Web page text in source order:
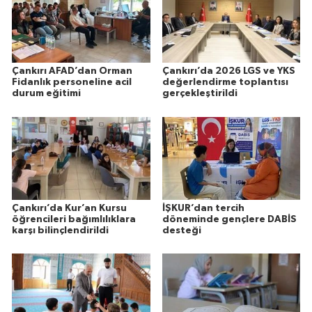
Çankırı AFAD’dan Orman
Fidanlık personeline acil
durum eğitimi
Çankırı’da 2026 LGS ve YKS
değerlendirme toplantısı
gerçekleştirildi
Çankırı’da Kur’an Kursu
öğrencileri bağımlılıklara
karşı bilinçlendirildi
İŞKUR’dan tercih
döneminde gençlere DABİS
desteği